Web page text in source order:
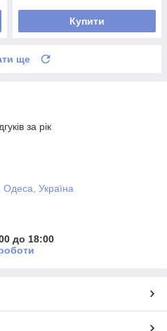
Купити
ще
за рік
Україна
до 18:00